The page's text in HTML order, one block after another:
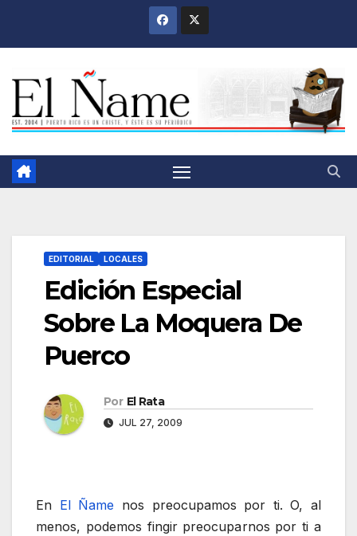
EDITORIAL LOCALES
Edición Especial
Sobre La Moquera De
Puerco
Por El Rata
JUL 27, 2009
En El Ñame nos preocupamos por ti. O, al
menos, podemos fingir preocuparnos por ti a